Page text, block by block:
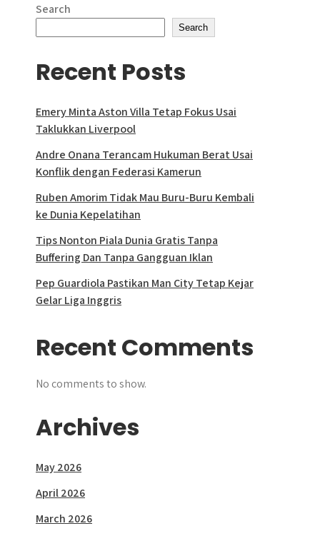
Search
Search
Recent Posts
Emery Minta Aston Villa Tetap Fokus Usai
Taklukkan Liverpool
Andre Onana Terancam Hukuman Berat Usai
Konflik dengan Federasi Kamerun
Ruben Amorim Tidak Mau Buru-Buru Kembali
ke Dunia Kepelatihan
Tips Nonton Piala Dunia Gratis Tanpa
Buffering Dan Tanpa Gangguan Iklan
Pep Guardiola Pastikan Man City Tetap Kejar
Gelar Liga Inggris
Recent Comments
No comments to show.
Archives
May 2026
April 2026
March 2026